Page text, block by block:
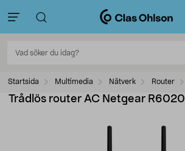
Startsida Multimedia Nätverk Router
Trådlös router AC Netgear R6020